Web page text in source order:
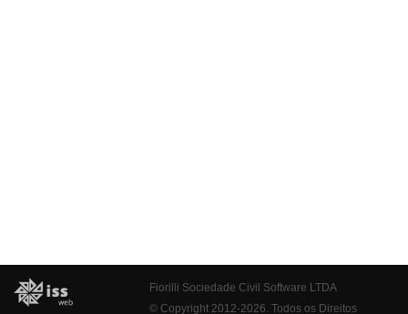
Fiorilli Sociedade Civil Software LTDA
© Copyright 2012-2026. Todos os Direitos